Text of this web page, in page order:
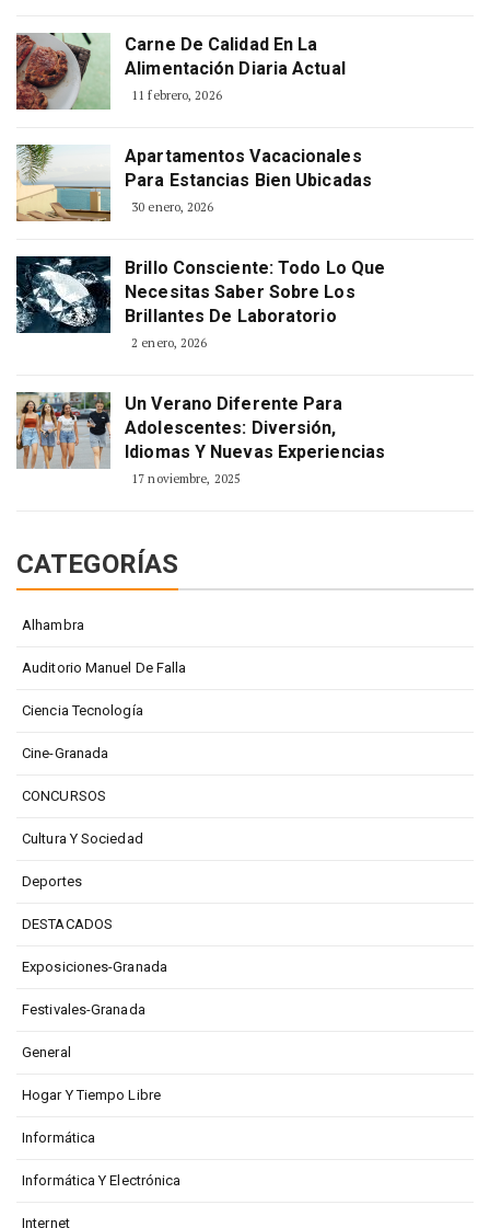
Carne De Calidad En La
Alimentación Diaria Actual
11 febrero, 2026
Apartamentos Vacacionales
Para Estancias Bien Ubicadas
30 enero, 2026
Brillo Consciente: Todo Lo Que
Necesitas Saber Sobre Los
Brillantes De Laboratorio
2 enero, 2026
Un Verano Diferente Para
Adolescentes: Diversión,
Idiomas Y Nuevas Experiencias
17 noviembre, 2025
CATEGORÍAS
Alhambra
Auditorio Manuel De Falla
Ciencia Tecnología
Cine-Granada
CONCURSOS
Cultura Y Sociedad
Deportes
DESTACADOS
Exposiciones-Granada
Festivales-Granada
General
Hogar Y Tiempo Libre
Informática
Informática Y Electrónica
Internet